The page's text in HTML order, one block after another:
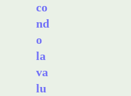
co
nd
o
la
va
lu